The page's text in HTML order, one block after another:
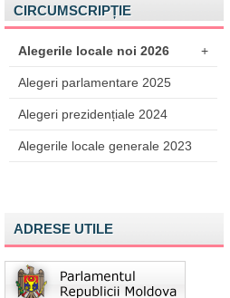
CIRCUMSCRIPȚIE
Alegerile locale noi 2026 +
Alegeri parlamentare 2025
Alegeri prezidențiale 2024
Alegerile locale generale 2023
ADRESE UTILE